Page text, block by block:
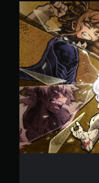
U
l
t
m
a
t
e
E
d
i
t
i